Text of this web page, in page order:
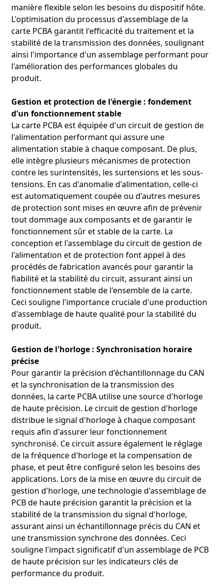
manière flexible selon les besoins du dispositif hôte.
L'optimisation du processus d'assemblage de la
carte PCBA garantit l'efficacité du traitement et la
stabilité de la transmission des données, soulignant
ainsi l'importance d'un assemblage performant pour
l'amélioration des performances globales du
produit.
Gestion et protection de l'énergie : fondement
d'un fonctionnement stable
La carte PCBA est équipée d'un circuit de gestion de
l'alimentation performant qui assure une
alimentation stable à chaque composant. De plus,
elle intègre plusieurs mécanismes de protection
contre les surintensités, les surtensions et les sous-
tensions. En cas d'anomalie d'alimentation, celle-ci
est automatiquement coupée ou d'autres mesures
de protection sont mises en œuvre afin de prévenir
tout dommage aux composants et de garantir le
fonctionnement sûr et stable de la carte. La
conception et l'assemblage du circuit de gestion de
l'alimentation et de protection font appel à des
procédés de fabrication avancés pour garantir la
fiabilité et la stabilité du circuit, assurant ainsi un
fonctionnement stable de l'ensemble de la carte.
Ceci souligne l'importance cruciale d'une production
d'assemblage de haute qualité pour la stabilité du
produit.
Gestion de l'horloge : Synchronisation horaire
précise
Pour garantir la précision d'échantillonnage du CAN
et la synchronisation de la transmission des
données, la carte PCBA utilise une source d'horloge
de haute précision. Le circuit de gestion d'horloge
distribue le signal d'horloge à chaque composant
requis afin d'assurer leur fonctionnement
synchronisé. Ce circuit assure également le réglage
de la fréquence d'horloge et la compensation de
phase, et peut être configuré selon les besoins des
applications. Lors de la mise en œuvre du circuit de
gestion d'horloge, une technologie d'assemblage de
PCB de haute précision garantit la précision et la
stabilité de la transmission du signal d'horloge,
assurant ainsi un échantillonnage précis du CAN et
une transmission synchrone des données. Ceci
souligne l'impact significatif d'un assemblage de PCB
de haute précision sur les indicateurs clés de
performance du produit.